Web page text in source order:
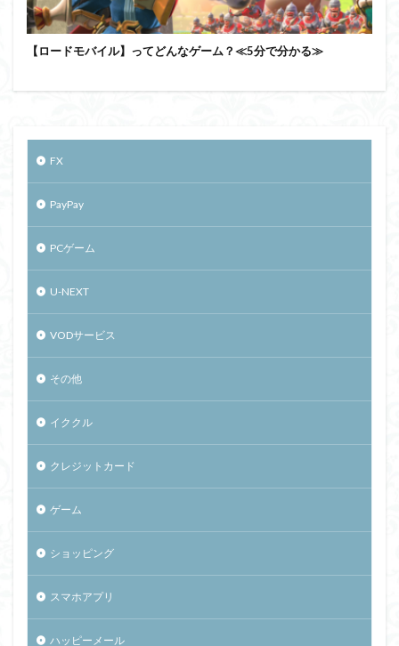
【ロードモバイル】ってどんなゲーム？≪5分で分かる≫
FX
PayPay
PCゲーム
U-NEXT
VODサービス
その他
イククル
クレジットカード
ゲーム
ショッピング
スマホアプリ
ハッピーメール